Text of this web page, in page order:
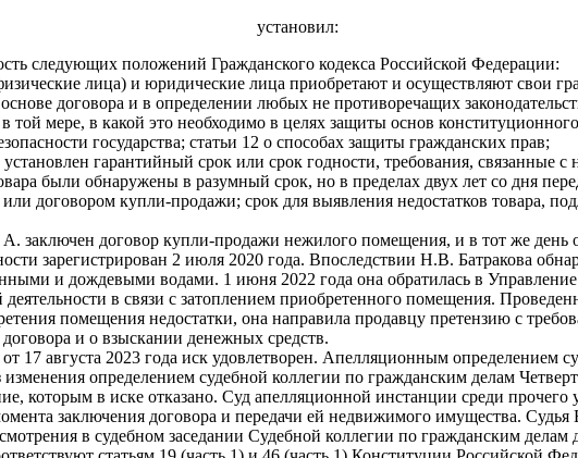
установил:
следующих положений Гражданского кодекса Российской Федерации:
лица) и юридические лица приобретают и осуществляют свои
договора и в определении любых не противоречащих
той мере, в какой это необходимо в целях защиты основ
государства; статьи 12 о способах защиты гражданских прав;
гарантийный срок или срок годности, требования, связанные
были обнаружены в разумный срок, но в пределах двух лет со дня
договором купли-продажи; срок для выявления недостатков товара,
заключен договор купли-продажи нежилого помещения, и в тот же
зарегистрирован 2 июля 2020 года. Впоследствии Н.В. Батракова
и дождевыми водами. 1 июня 2022 года она обратилась в
в связи с затоплением приобретенного помещения.
помещения недостатки, она направила продавцу претензию с
и о взыскании денежных средств.
17 августа 2023 года иск удовлетворен. Апелляционным определением
изменения определением судебной коллегии по гражданским делам
которым в иске отказано. Суд апелляционной инстанции среди прочего
заключения договора и передачи ей недвижимого имущества.
в судебном заседании Судебной коллегии по гражданским делам